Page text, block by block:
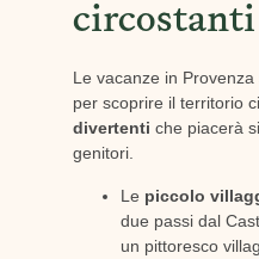
circostanti
Le vacanze in
per scoprire il territorio
divertenti che piacerà
genitori.
Le piccolo
due passi dal
un pittoresco